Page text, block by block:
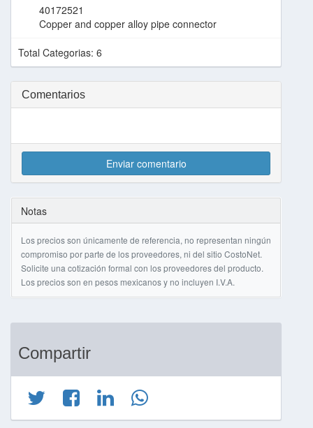
40172521
Copper and copper alloy pipe connector
Total Categorias: 6
Comentarios
Enviar comentario
Notas
Los precios son únicamente de referencia, no representan ningún
compromiso por parte de los proveedores, ni del sitio CostoNet.
Solicite una cotización formal con los proveedores del producto.
Los precios son en pesos mexicanos y no incluyen I.V.A.
Compartir